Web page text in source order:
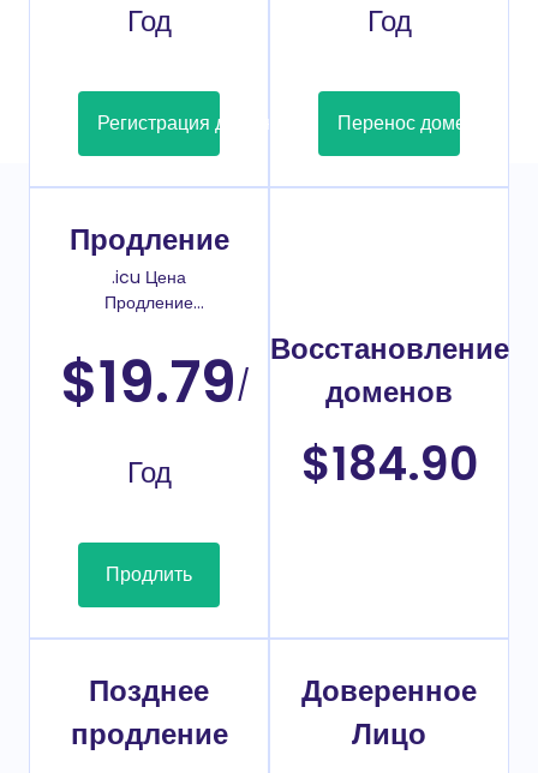
Год
Регистрация домена
Год
Перенос домена
Продление
.icu Цена
Продление
$19.79/
Год
Продлить
Восстановление
доменов
$184.90
Позднее
продление
Доверенное
Лицо